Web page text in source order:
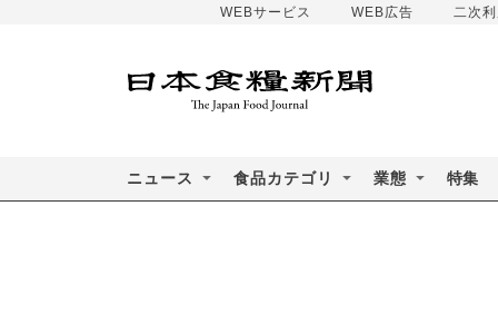
WEBサービス WEB広告 二次
ニュース 食品カテゴリ 業態 特集